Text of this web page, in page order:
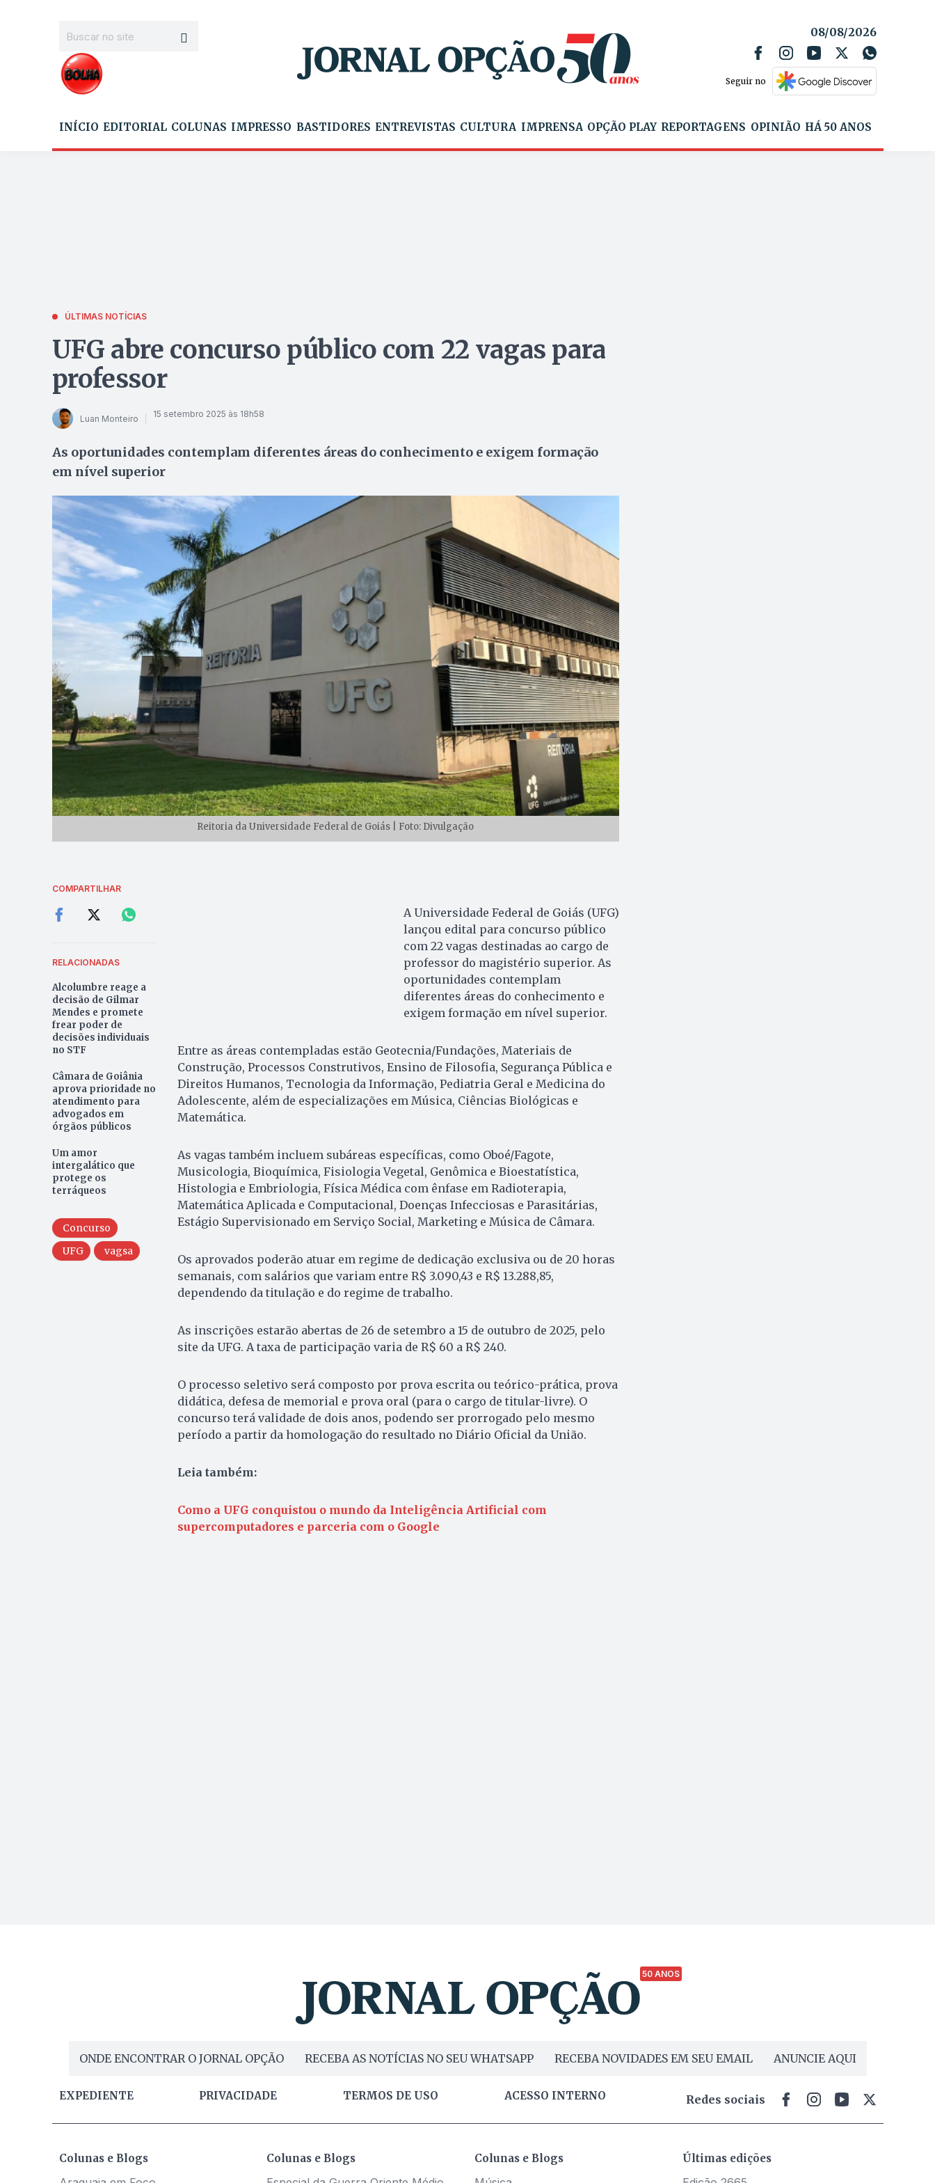
08/08/2026
Seguir no
INÍCIO EDITORIAL COLUNAS IMPRESSO BASTIDORES ENTREVISTAS CULTURA IMPRENSA OPÇÃO PLAY REPORTAGENS OPINIÃO HÁ 50 ANOS
ÚLTIMAS NOTÍCIAS
UFG abre concurso público com 22 vagas para
professor
Luan Monteiro 15 setembro 2025 às 18h58
As oportunidades contemplam diferentes áreas do conhecimento e exigem formação
em nível superior
Reitoria da Universidade Federal de Goiás | Foto: Divulgação
COMPARTILHAR
RELACIONADAS
Alcolumbre reage a
decisão de Gilmar
Mendes e promete
frear poder de
decisões individuais
no STF
Câmara de Goiânia
aprova prioridade no
atendimento para
advogados em
órgãos públicos
Um amor
intergalático que
protege os
terráqueos
Concurso
UFG
vagsa
A Universidade Federal de Goiás (UFG)
lançou edital para concurso público
com 22 vagas destinadas ao cargo de
professor do magistério superior. As
oportunidades contemplam
diferentes áreas do conhecimento e
exigem formação em nível superior.
Entre as áreas contempladas estão Geotecnia/Fundações, Materiais de
Construção, Processos Construtivos, Ensino de Filosofia, Segurança Pública e
Direitos Humanos, Tecnologia da Informação, Pediatria Geral e Medicina do
Adolescente, além de especializações em Música, Ciências Biológicas e
Matemática.
As vagas também incluem subáreas específicas, como Oboé/Fagote,
Musicologia, Bioquímica, Fisiologia Vegetal, Genômica e Bioestatística,
Histologia e Embriologia, Física Médica com ênfase em Radioterapia,
Matemática Aplicada e Computacional, Doenças Infecciosas e Parasitárias,
Estágio Supervisionado em Serviço Social, Marketing e Música de Câmara.
Os aprovados poderão atuar em regime de dedicação exclusiva ou de 20 horas
semanais, com salários que variam entre R$ 3.090,43 e R$ 13.288,85,
dependendo da titulação e do regime de trabalho.
As inscrições estarão abertas de 26 de setembro a 15 de outubro de 2025, pelo
site da UFG. A taxa de participação varia de R$ 60 a R$ 240.
O processo seletivo será composto por prova escrita ou teórico-prática, prova
didática, defesa de memorial e prova oral (para o cargo de titular-livre). O
concurso terá validade de dois anos, podendo ser prorrogado pelo mesmo
período a partir da homologação do resultado no Diário Oficial da União.
Leia também:
Como a UFG conquistou o mundo da Inteligência Artificial com
supercomputadores e parceria com o Google
50 ANOS
ONDE ENCONTRAR O JORNAL OPÇÃO RECEBA AS NOTÍCIAS NO SEU WHATSAPP RECEBA NOVIDADES EM SEU EMAIL ANUNCIE AQUI
EXPEDIENTE PRIVACIDADE TERMOS DE USO ACESSO INTERNO Redes sociais
Colunas e Blogs Colunas e Blogs Colunas e Blogs Últimas edições